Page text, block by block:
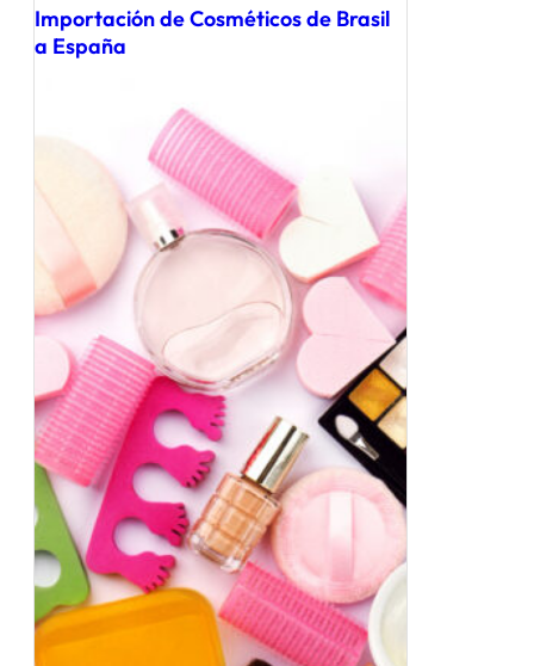
Importación de Cosméticos de Brasil
a España